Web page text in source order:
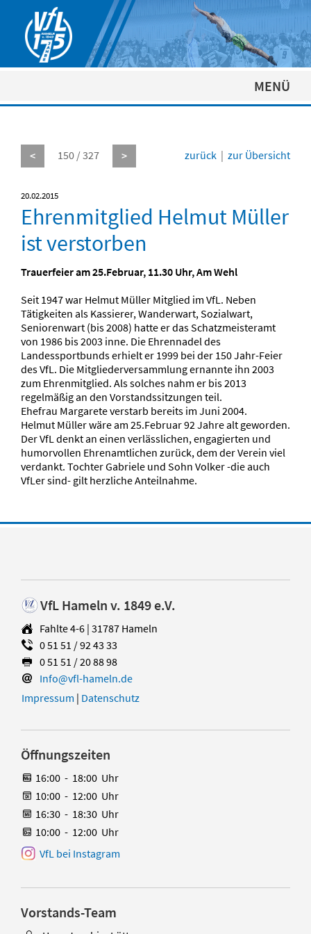
MENÜ
< 150 / 327 > zurück | zur Übersicht
20.02.2015
Ehrenmitglied Helmut Müller
ist verstorben
Trauerfeier am 25.Februar, 11.30 Uhr, Am Wehl
Seit 1947 war Helmut Müller Mitglied im VfL. Neben
Tätigkeiten als Kassierer, Wanderwart, Sozialwart,
Seniorenwart (bis 2008) hatte er das Schatzmeisteramt
von 1986 bis 2003 inne. Die Ehrennadel des
Landessportbunds erhielt er 1999 bei der 150 Jahr-Feier
des VfL. Die Mitgliederversammlung ernannte ihn 2003
zum Ehrenmitglied. Als solches nahm er bis 2013
regelmäßig an den Vorstandssitzungen teil.
Ehefrau Margarete verstarb bereits im Juni 2004.
Helmut Müller wäre am 25.Februar 92 Jahre alt geworden.
Der VfL denkt an einen verlässlichen, engagierten und
humorvollen Ehrenamtlichen zurück, dem der Verein viel
verdankt. Tochter Gabriele und Sohn Volker -die auch
VfLer sind- gilt herzliche Anteilnahme.
VfL Hameln v. 1849 e.V.
Fahlte 4-6 | 31787 Hameln
0 51 51 / 92 43 33
0 51 51 / 20 88 98
Info@vfl-hameln.de
Impressum | Datenschutz
Öffnungszeiten
16:00 - 18:00 Uhr
10:00 - 12:00 Uhr
16:30 - 18:30 Uhr
10:00 - 12:00 Uhr
VfL bei Instagram
Vorstands-Team